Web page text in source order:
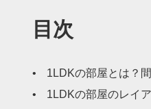
目次
1LDKの部屋とは？
1LDKの部屋のレイ